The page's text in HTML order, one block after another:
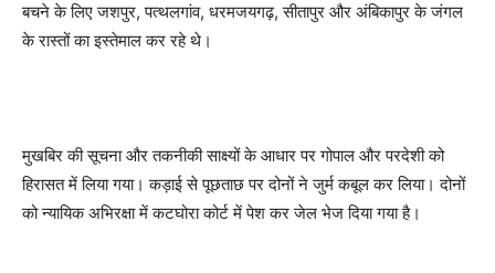
बचने के लिए जशपुर, पत्थलगांव, धरमजयगढ़, सीतापुर और अंबिकापुर के जंगल
के रास्तों का इस्तेमाल कर रहे थे।
मुखबिर की सूचना और तकनीकी साक्ष्यों के आधार पर गोपाल और परदेशी को
हिरासत में लिया गया। कड़ाई से पूछताछ पर दोनों ने जुर्म कबूल कर लिया। दोनों
को न्यायिक अभिरक्षा में कटघोरा कोर्ट में पेश कर जेल भेज दिया गया है।